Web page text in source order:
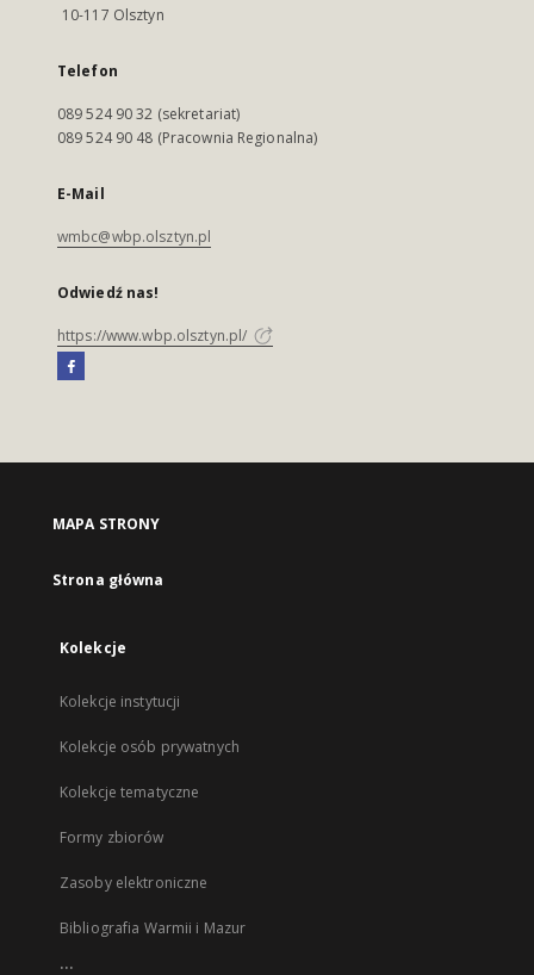
10-117 Olsztyn
Telefon
089 524 90 32 (sekretariat)
089 524 90 48 (Pracownia Regionalna)
E-Mail
wmbc@wbp.olsztyn.pl
Odwiedź nas!
https://www.wbp.olsztyn.pl/
MAPA STRONY
Strona główna
Kolekcje
Kolekcje instytucji
Kolekcje osób prywatnych
Kolekcje tematyczne
Formy zbiorów
Zasoby elektroniczne
Bibliografia Warmii i Mazur
...